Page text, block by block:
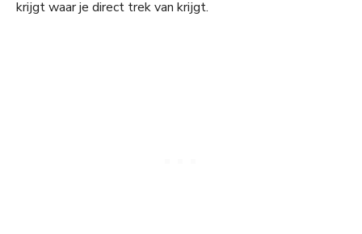
krijgt waar je direct trek van krijgt.